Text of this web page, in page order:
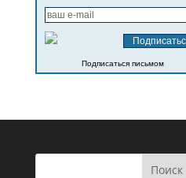
Подписаться письмом